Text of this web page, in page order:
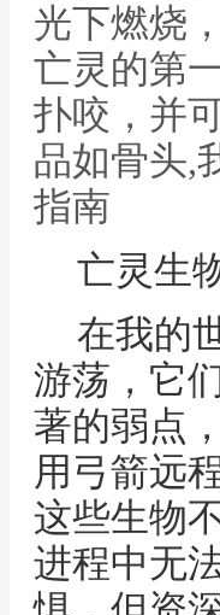
光下燃烧
亡灵的第
扑咬，并
品如骨头,
指南
亡灵生
在我的
游荡，它
著的弱点
用弓箭远
这些生物
进程中无